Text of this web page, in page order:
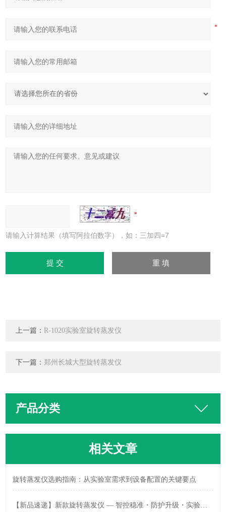
请输入计算结果（填写阿拉伯数字），如：三加四=7
上一篇： R-1020实验室旋转蒸发仪
下一篇：郑州长城大型旋转蒸发仪
产品分类
相关文章
旋转蒸发仪选购指南：从实验室需求到设备配置的关键要点
【新品速递】新款旋转蒸发仪 — 智控稳准・防护升级・实验安心